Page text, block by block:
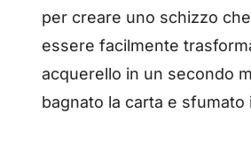
per creare uno schizzo
essere facilmente
acquerello in un secondo
bagnato la carta e sfumato